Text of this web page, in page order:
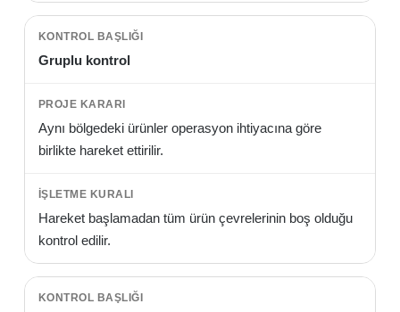
Gruplu kontrol
Aynı bölgedeki ürünler operasyon ihtiyacına göre
birlikte hareket ettirilir.
Hareket başlamadan tüm ürün çevrelerinin boş olduğu
kontrol edilir.